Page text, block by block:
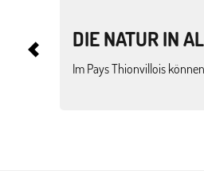
DIE NATUR IN
Im Pays Thionvillois